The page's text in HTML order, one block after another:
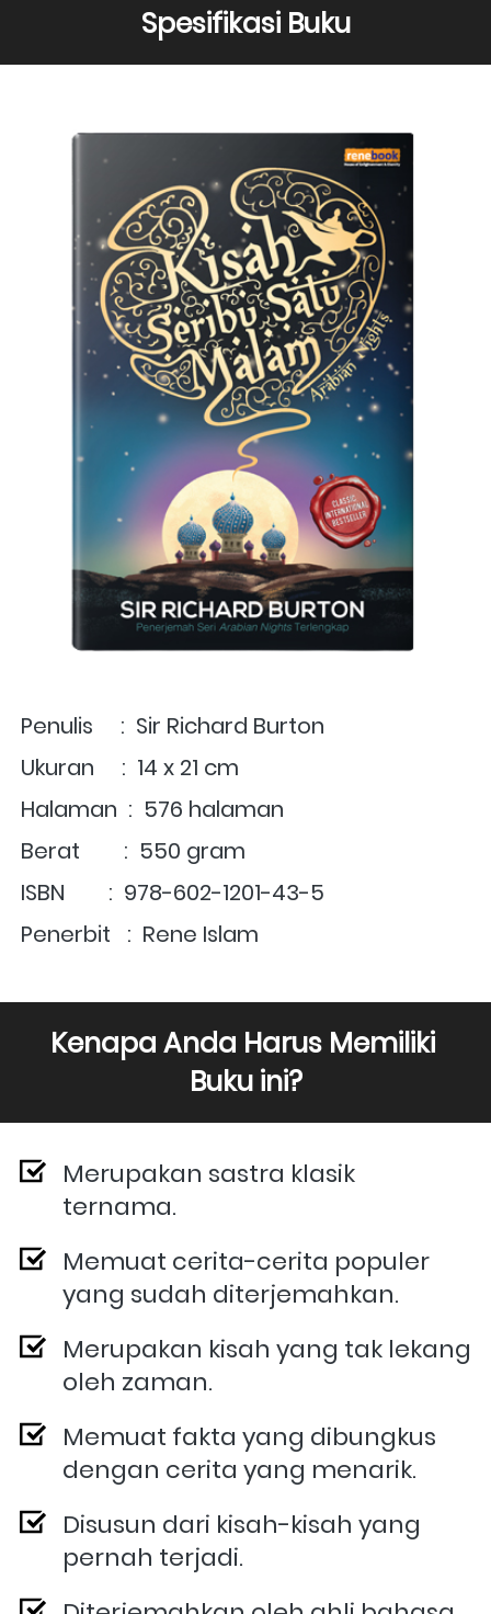
Spesifikasi Buku
Penulis     : Sir Richard Burton
Ukuran     :  14 x 21 cm
Halaman  :  576 halaman
Berat        :  550 gram
ISBN        : 978-602-1201-43-5
Penerbit   :  Rene Islam
Kenapa Anda Harus Memiliki
Buku ini?
Merupakan sastra klasik
ternama.
Memuat cerita-cerita populer
yang sudah diterjemahkan.
Merupakan kisah yang tak lekang
oleh zaman.
Memuat fakta yang dibungkus
dengan cerita yang menarik.
Disusun dari kisah-kisah yang
pernah terjadi.